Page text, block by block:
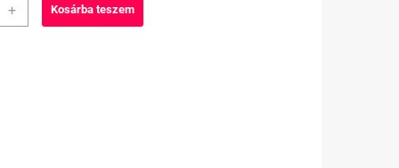
+ Kosárba teszem